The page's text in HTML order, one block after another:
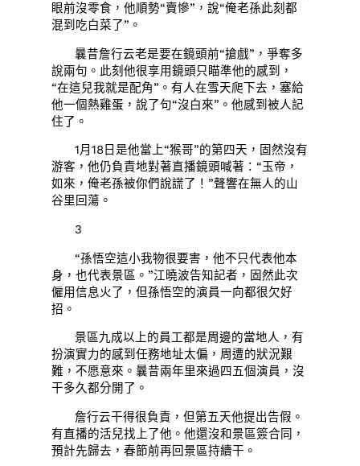
眼前沒零食，他順勢“賣慘”，說“俺老孫此刻都
混到吃白菜了”。
曩昔詹行云老是要在鏡頭前“搶戲”，爭奪多
說兩句。此刻他很享用鏡頭只瞄準他的感到，
“在這兒我就是配角”。有人在雪天爬下去，塞給
他一個熱雞蛋，說了句“沒白來”。他感到被人記
住了。
1月18日是他當上“猴哥”的第四天，固然沒有
游客，他仍負責地對著直播鏡頭喊著：“玉帝，
如來，俺老孫被你們說謊了！”聲響在無人的山
谷里回蕩。
3
“孫悟空這小我物很要害，他不只代表他本
身，也代表景區。”江曉波告知記者，固然此次
僱用信息火了，但孫悟空的演員一向都很欠好
招。
景區九成以上的員工都是周邊的當地人，有
扮演實力的感到任務地址太偏，周遭的狀況艱
難，不愿意來。曩昔兩年里來過四五個演員，沒
干多久都分開了。
詹行云干得很負責，但第五天他提出告假。
有直播的活兒找上了他。他還沒和景區簽合同，
預計先歸去，春節前再回景區持續干。